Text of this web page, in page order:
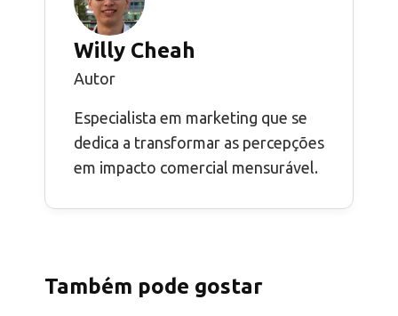
Willy Cheah
Autor
Especialista em marketing que se
dedica a transformar as percepções
em impacto comercial mensurável.
Também pode gostar